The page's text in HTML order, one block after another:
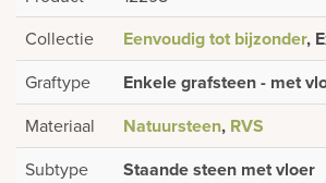
Collectie
Eenvoudig tot bijzonder,
Graftype Enkele grafsteen - met
Materiaal Natuursteen, RVS
Subtype Staande steen met vloer